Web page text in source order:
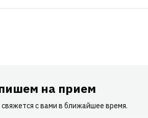
на прием
с вами в ближайшее время.